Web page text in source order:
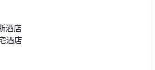
酒店
酒店